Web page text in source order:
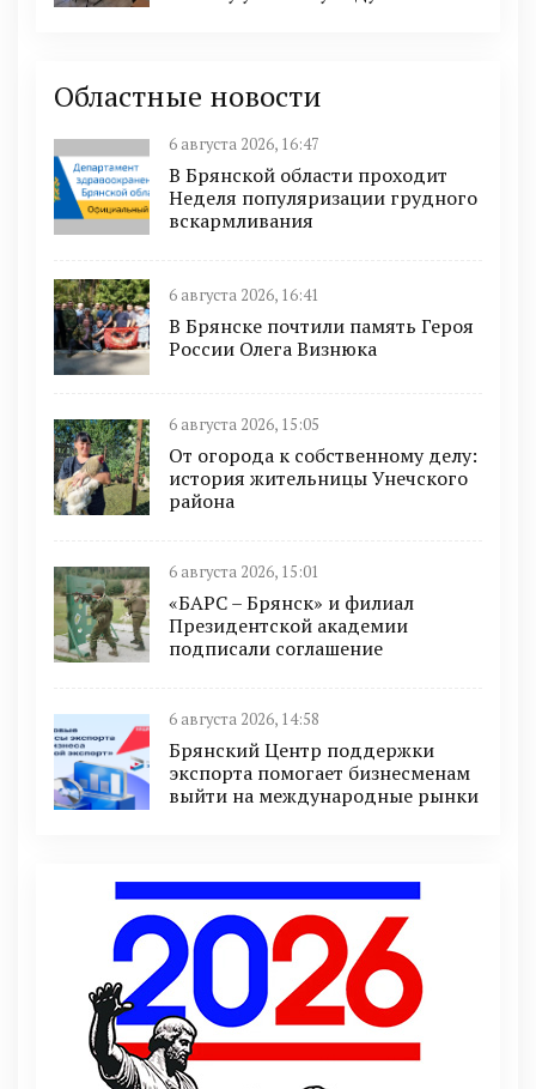
Областные новости
6 августа 2026, 16:47
В Брянской области проходит
Неделя популяризации грудного
вскармливания
6 августа 2026, 16:41
В Брянске почтили память Героя
России Олега Визнюка
6 августа 2026, 15:05
От огорода к собственному делу:
история жительницы Унечского
района
6 августа 2026, 15:01
«БАРС – Брянск» и филиал
Президентской академии
подписали соглашение
6 августа 2026, 14:58
Брянский Центр поддержки
экспорта помогает бизнесменам
выйти на международные рынки